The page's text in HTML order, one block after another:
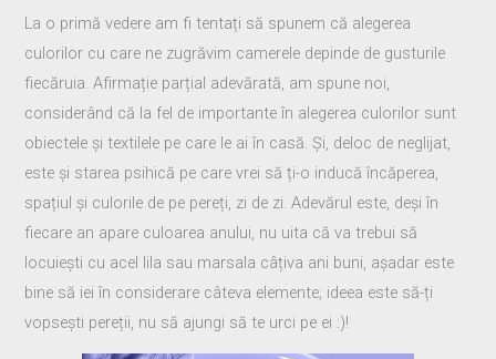
La o primă vedere am fi tentați să spunem că alegerea
culorilor cu care ne zugrăvim camerele depinde de gusturile
fiecăruia. Afirmație parțial adevărată, am spune noi,
considerând că la fel de importante în alegerea culorilor sunt
obiectele și textilele pe care le ai în casă. Și, deloc de neglijat,
este și starea psihică pe care vrei să ți-o inducă încăperea,
spațiul și culorile de pe pereți, zi de zi. Adevărul este, deși în
fiecare an apare culoarea anului, nu uita că va trebui să
locuiești cu acel lila sau marsala câțiva ani buni, așadar este
bine să iei în considerare câteva elemente; ideea este să-ți
vopsești pereții, nu să ajungi să te urci pe ei :)!